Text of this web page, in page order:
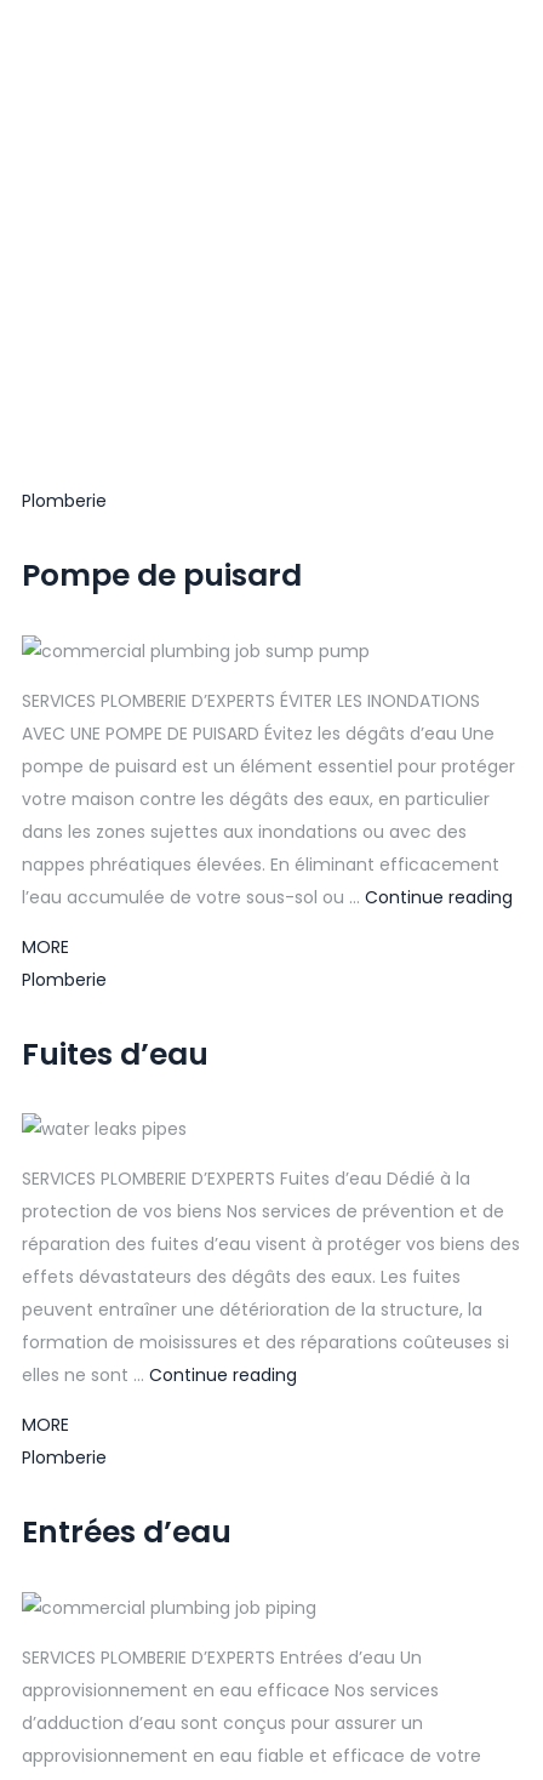
Plomberie
Pompe de puisard
SERVICES PLOMBERIE D’EXPERTS ÉVITER LES INONDATIONS
AVEC UNE POMPE DE PUISARD Évitez les dégâts d’eau Une
pompe de puisard est un élément essentiel pour protéger
votre maison contre les dégâts des eaux, en particulier
dans les zones sujettes aux inondations ou avec des
nappes phréatiques élevées. En éliminant efficacement
l’eau accumulée de votre sous-sol ou … Continue reading
MORE
Plomberie
Fuites d’eau
SERVICES PLOMBERIE D’EXPERTS Fuites d’eau Dédié à la
protection de vos biens Nos services de prévention et de
réparation des fuites d’eau visent à protéger vos biens des
effets dévastateurs des dégâts des eaux. Les fuites
peuvent entraîner une détérioration de la structure, la
formation de moisissures et des réparations coûteuses si
elles ne sont … Continue reading
MORE
Plomberie
Entrées d’eau
SERVICES PLOMBERIE D’EXPERTS Entrées d’eau Un
approvisionnement en eau efficace Nos services
d’adduction d’eau sont conçus pour assurer un
approvisionnement en eau fiable et efficace de votre